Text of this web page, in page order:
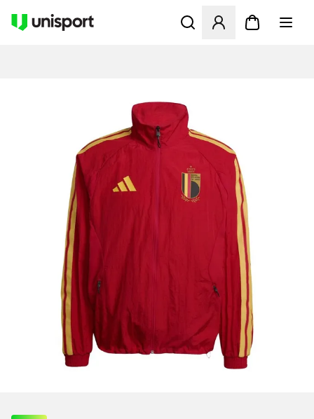
Åbner en Modal til at